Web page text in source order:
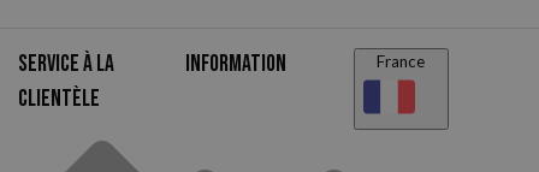
Service à la
clientèle
Information France